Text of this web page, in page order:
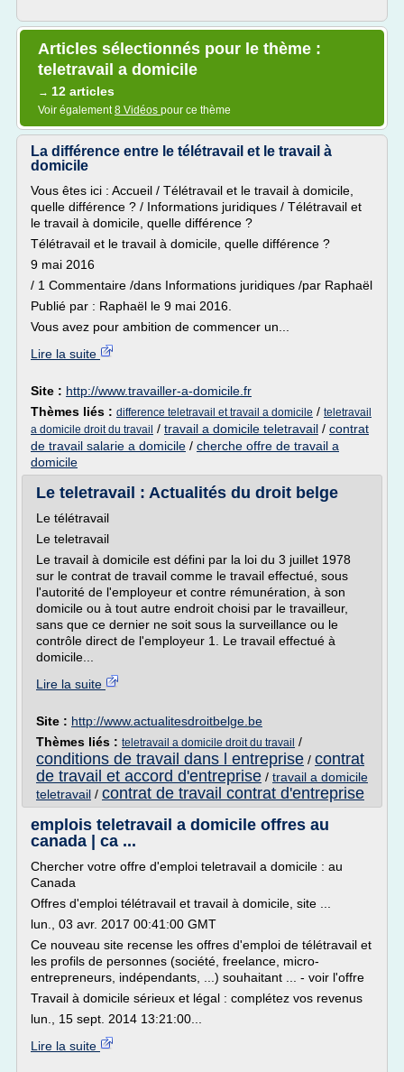
Articles sélectionnés pour le thème :
teletravail a domicile
→ 12 articles
Voir également8 Vidéos pour ce thème
La différence entre le télétravail et le travail à
domicile
Vous êtes ici : Accueil / Télétravail et le travail à domicile,
quelle différence ? / Informations juridiques / Télétravail et
le travail à domicile, quelle différence ?
Télétravail et le travail à domicile, quelle différence ?
9 mai 2016
/ 1 Commentaire /dans Informations juridiques /par Raphaël
Publié par : Raphaël le 9 mai 2016.
Vous avez pour ambition de commencer un...
Lire la suite
Site : http://www.travailler-a-domicile.fr
Thèmes liés : difference teletravail et travail a domicile / teletravail
a domicile droit du travail / travail a domicile teletravail / contrat
de travail salarie a domicile / cherche offre de travail a
domicile
Le teletravail : Actualités du droit belge
Le télétravail
Le teletravail
Le travail à domicile est défini par la loi du 3 juillet 1978
sur le contrat de travail comme le travail effectué, sous
l'autorité de l'employeur et contre rémunération, à son
domicile ou à tout autre endroit choisi par le travailleur,
sans que ce dernier ne soit sous la surveillance ou le
contrôle direct de l'employeur 1. Le travail effectué à
domicile...
Lire la suite
Site : http://www.actualitesdroitbelge.be
Thèmes liés : teletravail a domicile droit du travail /
conditions de travail dans l entreprise / contrat
de travail et accord d'entreprise / travail a domicile
teletravail / contrat de travail contrat d'entreprise
emplois teletravail a domicile offres au
canada | ca ...
Chercher votre offre d'emploi teletravail a domicile : au
Canada
Offres d'emploi télétravail et travail à domicile, site ...
lun., 03 avr. 2017 00:41:00 GMT
Ce nouveau site recense les offres d'emploi de télétravail et
les profils de personnes (société, freelance, micro-
entrepreneurs, indépendants, ...) souhaitant ... - voir l'offre
Travail à domicile sérieux et légal : complétez vos revenus
lun., 15 sept. 2014 13:21:00...
Lire la suite